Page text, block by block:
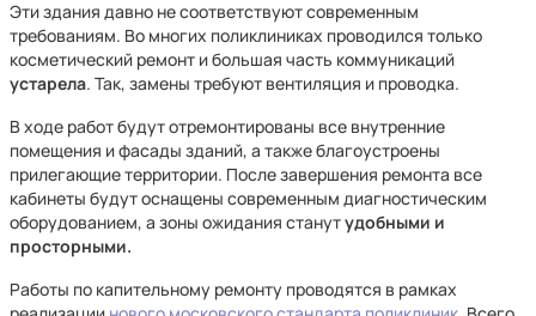
Эти здания давно не соответствуют современным
требованиям. Во многих поликлиниках проводился только
косметический ремонт и большая часть коммуникаций
устарела. Так, замены требуют вентиляция и проводка.
В ходе работ будут отремонтированы все внутренние
помещения и фасады зданий, а также благоустроены
прилегающие территории. После завершения ремонта все
кабинеты будут оснащены современным диагностическим
оборудованием, а зоны ожидания станутудобными и
просторными.
Работы по капительному ремонту проводятся в рамках